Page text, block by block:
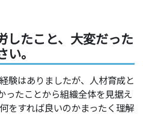
したこと、大変だった
。
験はありましたが、人材育成と
ったことから組織全体を見据え
をすれば良いのかまったく理解